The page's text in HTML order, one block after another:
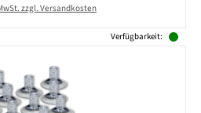
zzgl. Versandkosten
Verfügbarkeit: